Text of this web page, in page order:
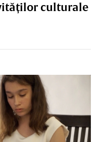
culturale